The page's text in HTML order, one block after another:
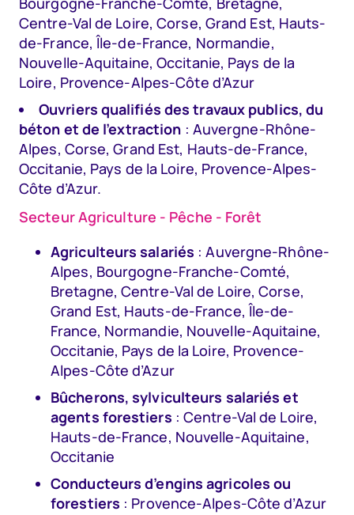
Centre-Val de Loire, Corse, Grand Est, Hauts-
de-France, Île-de-France, Normandie,
Nouvelle-Aquitaine, Occitanie, Pays de la
Loire, Provence-Alpes-Côte d’Azur
Ouvriers qualifiés des travaux publics, du
béton et de l’extraction : Auvergne-Rhône-
Alpes, Corse, Grand Est, Hauts-de-France,
Occitanie, Pays de la Loire, Provence-Alpes-
Côte d’Azur.
Secteur Agriculture - Pêche - Forêt
Agriculteurs salariés : Auvergne-Rhône-
Alpes, Bourgogne-Franche-Comté,
Bretagne, Centre-Val de Loire, Corse,
Grand Est, Hauts-de-France, Île-de-
France, Normandie, Nouvelle-Aquitaine,
Occitanie, Pays de la Loire, Provence-
Alpes-Côte d’Azur
Bûcherons, sylviculteurs salariés et
agents forestiers : Centre-Val de Loire,
Hauts-de-France, Nouvelle-Aquitaine,
Occitanie
Conducteurs d’engins agricoles ou
forestiers : Provence-Alpes-Côte d’Azur